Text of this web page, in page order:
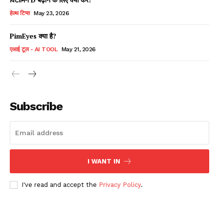
हेल्थ टिप्स May 23, 2026
PimEyes क्या है?
एआई टूल - AI TOOL May 21, 2026
Subscribe
I WANT IN
I've read and accept the Privacy Policy.